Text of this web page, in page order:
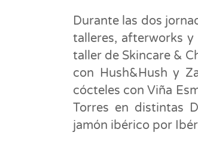
Durante las dos
talleres, afterworks y
taller de Skincare &
con Hush&Hush y
cócteles con Viña
Torres en distintas
jamón ibérico por